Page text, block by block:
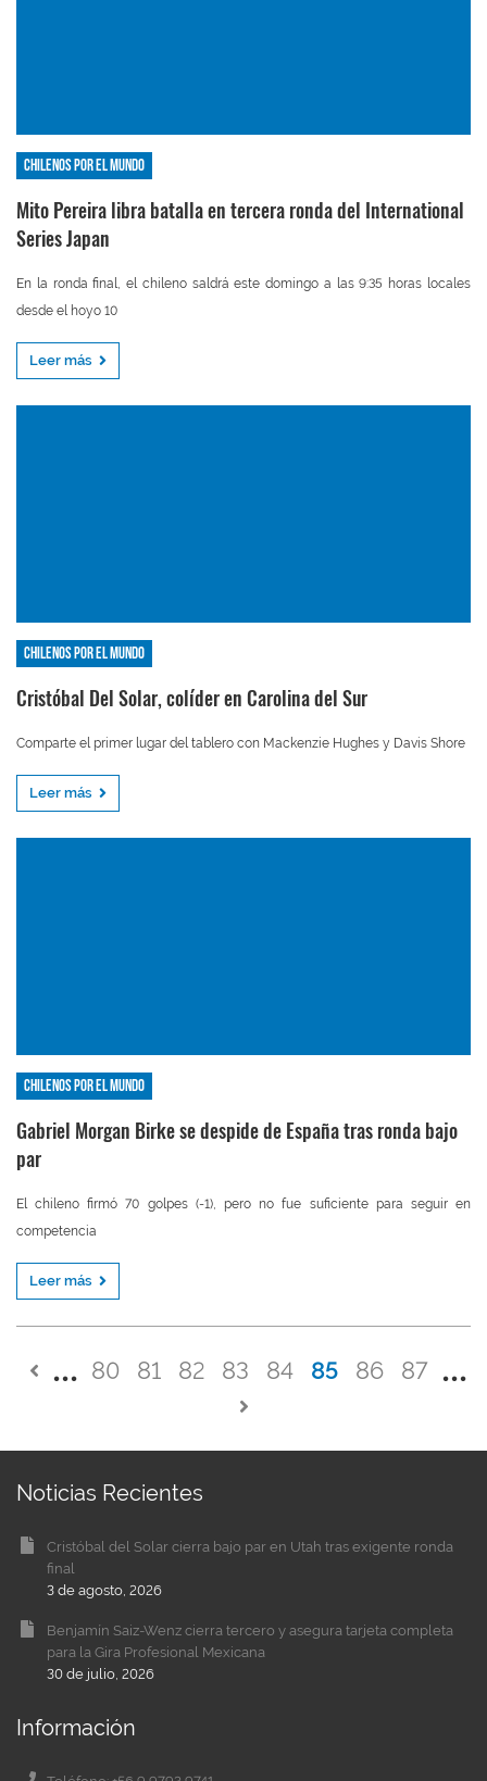
Chilenos por el mundo
Mito Pereira libra batalla en tercera ronda del International
Series Japan
En la ronda final, el chileno saldrá este domingo a las 9:35 horas locales
desde el hoyo 10
Leer más
Chilenos por el mundo
Cristóbal Del Solar, colíder en Carolina del Sur
Comparte el primer lugar del tablero con Mackenzie Hughes y Davis Shore
Leer más
Chilenos por el mundo
Gabriel Morgan Birke se despide de España tras ronda bajo
par
El chileno firmó 70 golpes (-1), pero no fue suficiente para seguir en
competencia
Leer más
80 81 82 83 84 85 86 87
Noticias Recientes
Cristóbal del Solar cierra bajo par en Utah tras exigente ronda
final
3 de agosto, 2026
Benjamín Saiz-Wenz cierra tercero y asegura tarjeta completa
para la Gira Profesional Mexicana
30 de julio, 2026
Información